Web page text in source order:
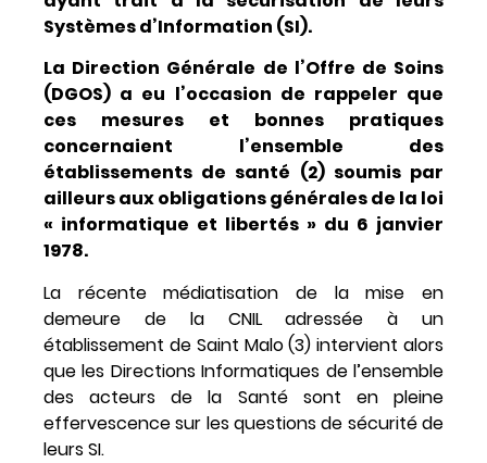
Systèmes d’Information (SI).
La Direction Générale de l’Offre de Soins
(DGOS) a eu l’occasion de rappeler que
ces mesures et bonnes pratiques
concernaient l’ensemble des
établissements de santé (2) soumis par
ailleurs aux obligations générales de la loi
« informatique et libertés » du 6 janvier
1978.
La récente médiatisation de la mise en
demeure de la CNIL adressée à un
établissement de Saint Malo (3) intervient alors
que les Directions Informatiques de l’ensemble
des acteurs de la Santé sont en pleine
effervescence sur les questions de sécurité de
leurs SI.